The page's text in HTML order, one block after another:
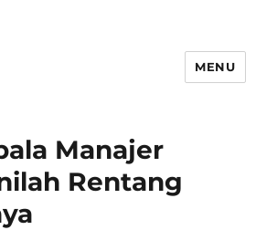
MENU
Manajer
Rentang